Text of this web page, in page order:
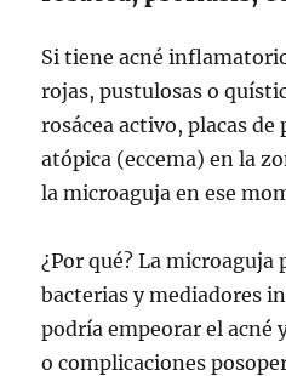
Si tiene acné
rojas, pustulosas o
rosácea activo, placas
atópica (eccema) en la
la microaguja en ese
¿Por qué? La microaguja
bacterias y mediadores
podría empeorar el acné
o complicaciones